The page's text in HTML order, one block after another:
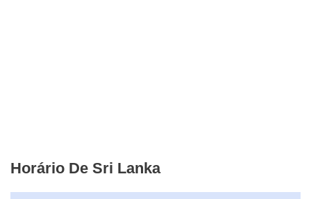
Horário De Sri Lanka